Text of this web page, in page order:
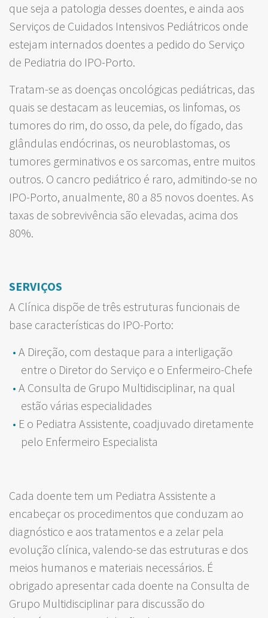
que seja a patologia desses doentes, e ainda aos
Serviços de Cuidados Intensivos Pediátricos onde
estejam internados doentes a pedido do Serviço
de Pediatria do IPO-Porto.
Tratam-se as doenças oncológicas pediátricas, das
quais se destacam as leucemias, os linfomas, os
tumores do rim, do osso, da pele, do fígado, das
glândulas endócrinas, os neuroblastomas, os
tumores germinativos e os sarcomas, entre muitos
outros. O cancro pediátrico é raro, admitindo-se no
IPO-Porto, anualmente, 80 a 85 novos doentes. As
taxas de sobrevivência são elevadas, acima dos
80%.
SERVIÇOS
A Clínica dispõe de três estruturas funcionais de
base características do IPO-Porto:
A Direção, com destaque para a interligação
entre o Diretor do Serviço e o Enfermeiro-Chefe
A Consulta de Grupo Multidisciplinar, na qual
estão várias especialidades
E o Pediatra Assistente, coadjuvado diretamente
pelo Enfermeiro Especialista
Cada doente tem um Pediatra Assistente a
encabeçar os procedimentos que conduzam ao
diagnóstico e aos tratamentos e a zelar pela
evolução clínica, valendo-se das estruturas e dos
meios humanos e materiais necessários. É
obrigado apresentar cada doente na Consulta de
Grupo Multidisciplinar para discussão do